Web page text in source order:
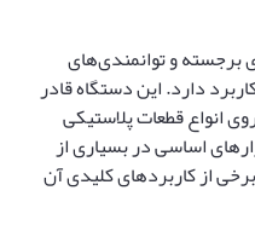
برجسته و توانمندی‌های
دارد. این دستگاه قادر
انواع قطعات پلاستیکی
اساسی در بسیاری از
از کاربردهای کلیدی آن